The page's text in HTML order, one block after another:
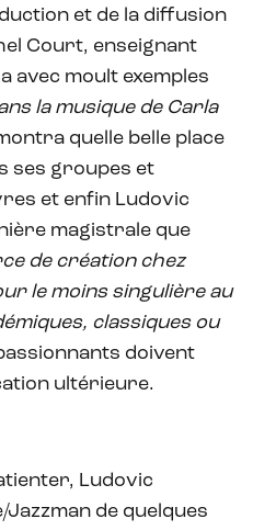
et de la diffusion
Court, enseignant
avec moult exemples
la musique de Carla
quelle belle place
ses groupes et
et enfin Ludovic
magistrale que
de création chez
le moins singulière au
classiques ou
doivent
ultérieure.
Ludovic
de quelques